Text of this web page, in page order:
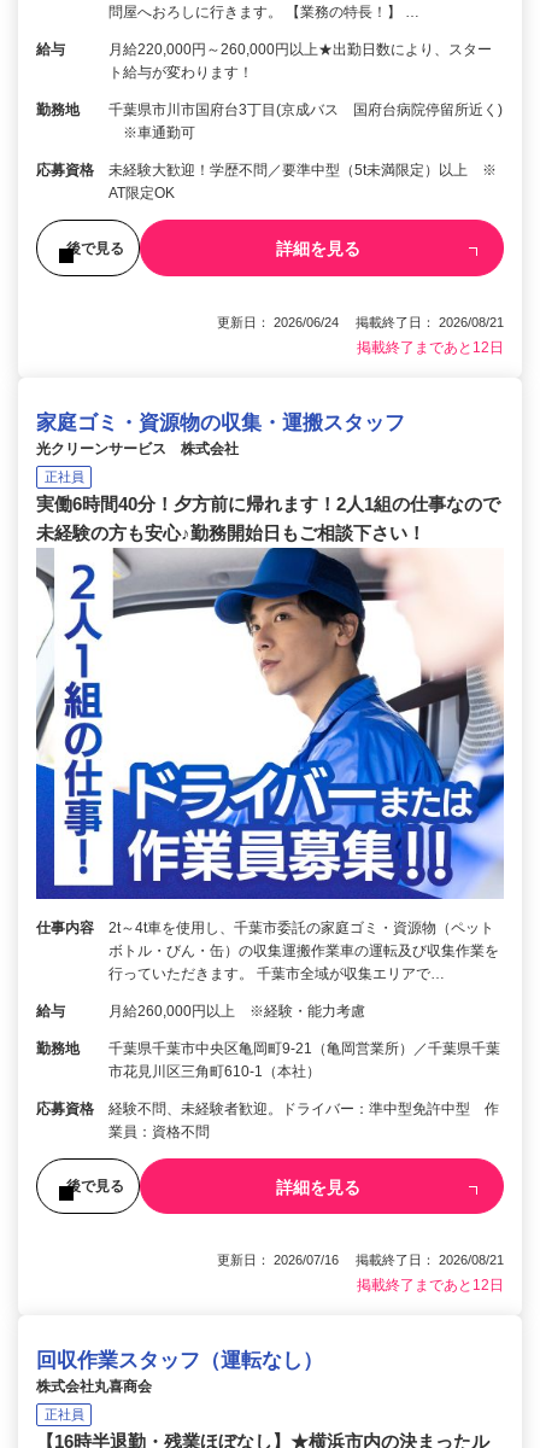
問屋へおろしに行きます。 【業務の特長！】 …
給与
月給220,000円～260,000円以上★出勤日数により、スター
ト給与が変わります！
勤務地
千葉県市川市国府台3丁目(京成バス 国府台病院停留所近く)
※車通勤可
応募資格
未経験大歓迎！学歴不問／要準中型（5t未満限定）以上 ※
AT限定OK
後で見る 詳細を見る
更新日： 2026/06/24 掲載終了日： 2026/08/21
掲載終了まであと12日
家庭ゴミ・資源物の収集・運搬スタッフ
光クリーンサービス 株式会社
正社員
実働6時間40分！夕方前に帰れます！2人1組の仕事なので
未経験の方も安心♪勤務開始日もご相談下さい！
仕事内容
2t～4t車を使用し、千葉市委託の家庭ゴミ・資源物（ペット
ボトル・びん・缶）の収集運搬作業車の運転及び収集作業を
行っていただきます。 千葉市全域が収集エリアで…
給与 月給260,000円以上 ※経験・能力考慮
勤務地
千葉県千葉市中央区亀岡町9-21（亀岡営業所）／千葉県千葉
市花見川区三角町610-1（本社）
応募資格
経験不問、未経験者歓迎。ドライバー：準中型免許中型 作
業員：資格不問
後で見る 詳細を見る
更新日： 2026/07/16 掲載終了日： 2026/08/21
掲載終了まであと12日
回収作業スタッフ（運転なし）
株式会社丸喜商会
正社員
【16時半退勤・残業ほぼなし】★横浜市内の決まったル